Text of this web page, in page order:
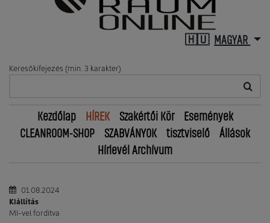
MAGYAR
Keresőkifejezés (min. 3 karakter)
Kezdőlap HÍREK Szakértői Kör
Események
CLEANROOM-SHOP
SZABVÁNYOK tisztviselő
Állások
Hírlevél Archívum
01.08.2024
Kiállítás
MI-vel fordítva